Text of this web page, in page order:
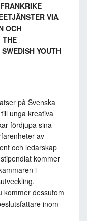
VIA
OCH
THE
YOUTH
på Svenska
unga kreativa
fördjupa sina
av
och ledarskap
kommer
i
kommer dessutom
inom